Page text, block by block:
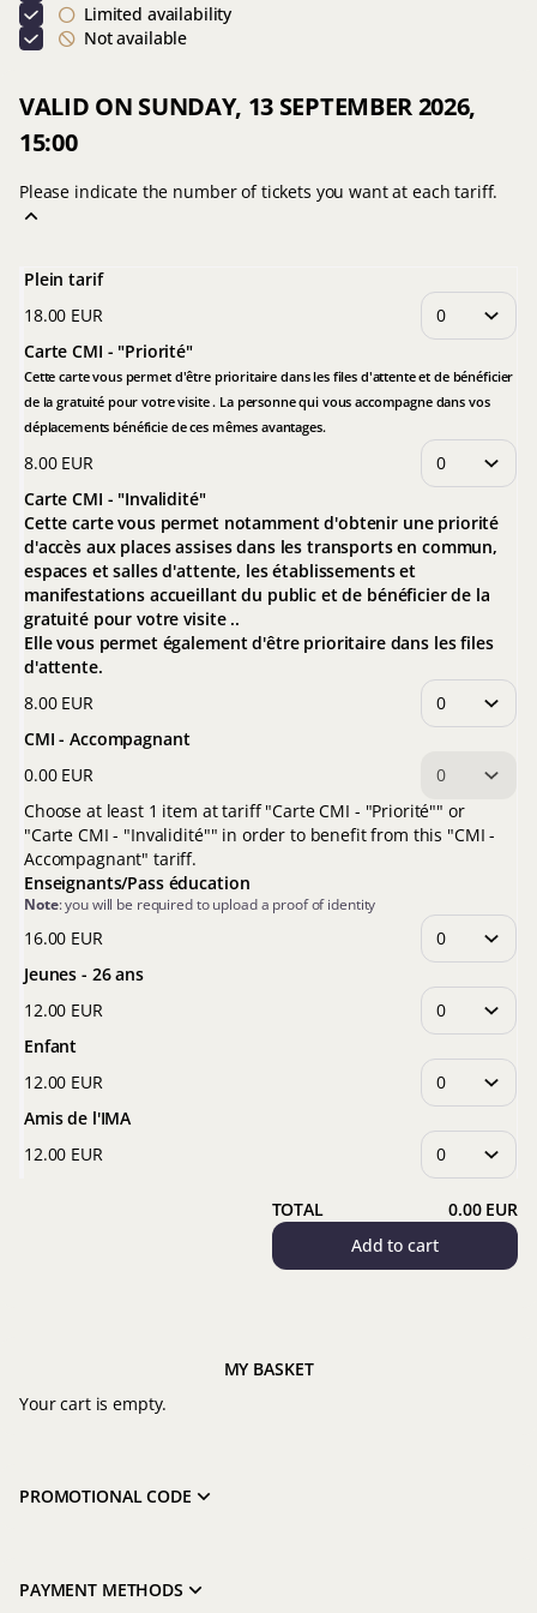
Limited availability
Not available
VALID ON SUNDAY, 13 SEPTEMBER 2026,
15:00
Please indicate the number of tickets you want at each tariff.
Plein tarif
18.00 EUR
Carte CMI - "Priorité"
Cette carte vous permet d'être prioritaire dans les files d'attente et de bénéficier
de la gratuité pour votre visite . La personne qui vous accompagne dans vos
déplacements bénéficie de ces mêmes avantages.
8.00 EUR
Carte CMI - "Invalidité"
Cette carte vous permet notamment d'obtenir une priorité
d'accès aux places assises dans les transports en commun,
espaces et salles d'attente, les établissements et
manifestations accueillant du public et de bénéficier de la
gratuité pour votre visite ..
Elle vous permet également d'être prioritaire dans les files
d'attente.
8.00 EUR
CMI - Accompagnant
0.00 EUR
Choose at least 1 item at tariff "Carte CMI - "Priorité"" or
"Carte CMI - "Invalidité"" in order to benefit from this "CMI -
Accompagnant" tariff.
Enseignants/Pass éducation
Note: you will be required to upload a proof of identity
16.00 EUR
Jeunes - 26 ans
12.00 EUR
Enfant
12.00 EUR
Amis de l'IMA
12.00 EUR
TOTAL 0.00 EUR
Add to cart
MY BASKET
Your cart is empty.
PROMOTIONAL CODE
PAYMENT METHODS